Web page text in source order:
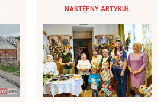
NASTĘPNY ARTYKUŁ